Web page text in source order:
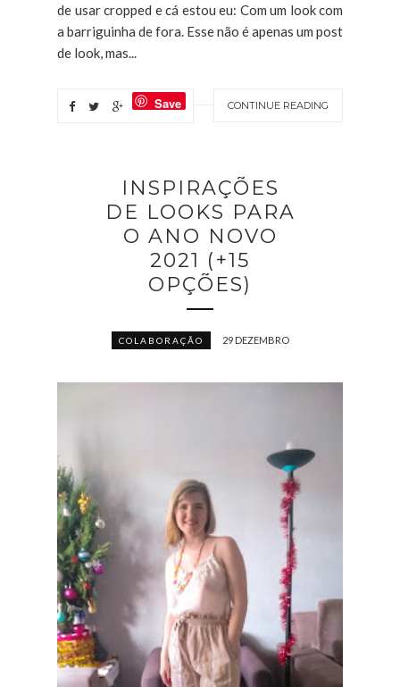
de usar cropped e cá estou eu: Com um look com
a barriguinha de fora. Esse não é apenas um post
de look, mas...
CONTINUE READING
Save
INSPIRAÇÕES
DE LOOKS PARA
O ANO NOVO
2021 (+15
OPÇÕES)
COLABORAÇÃO 29 DEZEMBRO